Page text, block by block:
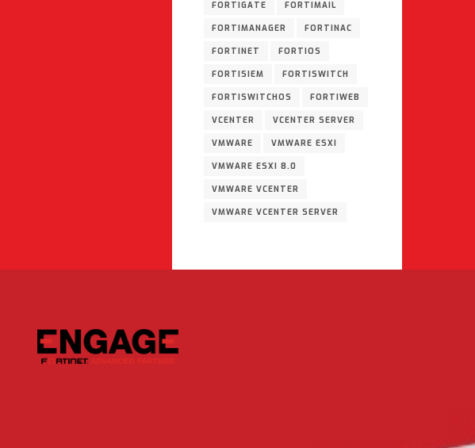
FORTIGATE FORTIMAIL
FORTIMANAGER FORTINAC
FORTINET FORTIOS
FORTISIEM FORTISWITCH
FORTISWITCHOS FORTIWEB
VCENTER VCENTER SERVER
VMWARE VMWARE ESXI
VMWARE ESXI 8.0
VMWARE VCENTER
VMWARE VCENTER SERVER